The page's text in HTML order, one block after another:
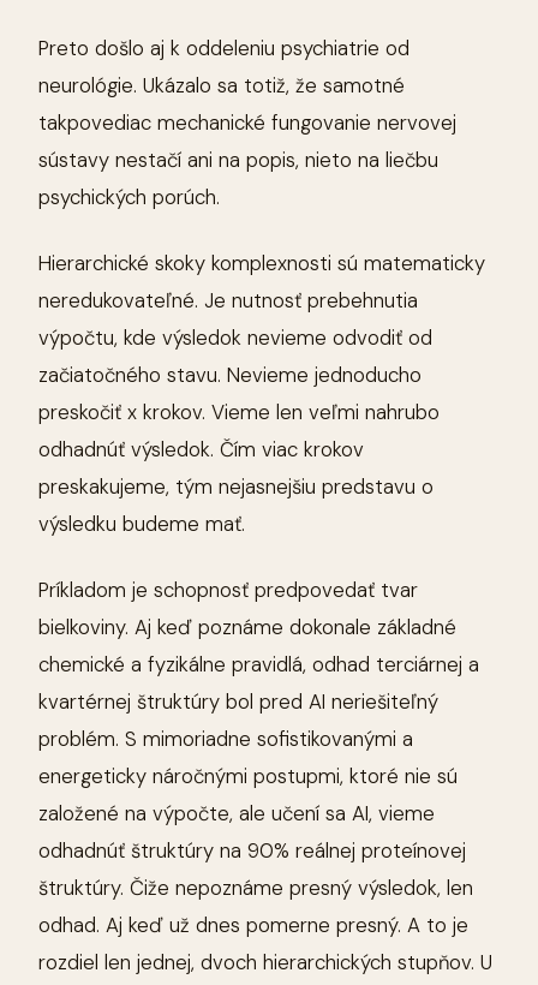
Preto došlo aj k oddeleniu psychiatrie od
neurológie. Ukázalo sa totiž, že samotné
takpovediac mechanické fungovanie nervovej
sústavy nestačí ani na popis, nieto na liečbu
psychických porúch.
Hierarchické skoky komplexnosti sú matematicky
neredukovateľné. Je nutnosť prebehnutia
výpočtu, kde výsledok nevieme odvodiť od
začiatočného stavu. Nevieme jednoducho
preskočiť x krokov. Vieme len veľmi nahrubo
odhadnúť výsledok. Čím viac krokov
preskakujeme, tým nejasnejšiu predstavu o
výsledku budeme mať.
Príkladom je schopnosť predpovedať tvar
bielkoviny. Aj keď poznáme dokonale základné
chemické a fyzikálne pravidlá, odhad terciárnej a
kvartérnej štruktúry bol pred AI neriešiteľný
problém. S mimoriadne sofistikovanými a
energeticky náročnými postupmi, ktoré nie sú
založené na výpočte, ale učení sa AI, vieme
odhadnúť štruktúry na 90% reálnej proteínovej
štruktúry. Čiže nepoznáme presný výsledok, len
odhad. Aj keď už dnes pomerne presný. A to je
rozdiel len jednej, dvoch hierarchických stupňov. U